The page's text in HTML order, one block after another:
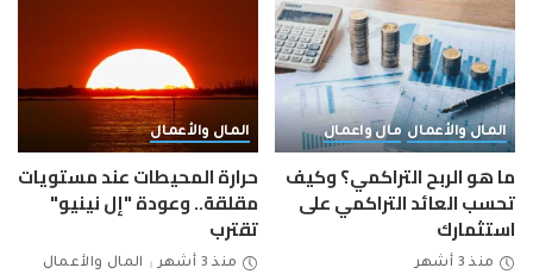
المال والأعمال مال واعمال
ما هو الربح التراكمي؟ وكيف
تحسب العائد التراكمي على
استثمارك
منذ 3 أشهر
المال والأعمال
حرارة المحيطات عند مستويات
مقلقة.. وعودة "إل نينيو"
تقترب
منذ 3 أشهر المال والأعمال